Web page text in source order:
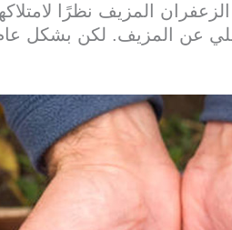
المزيف نظرًا
عن المزيف. لكن بشكل